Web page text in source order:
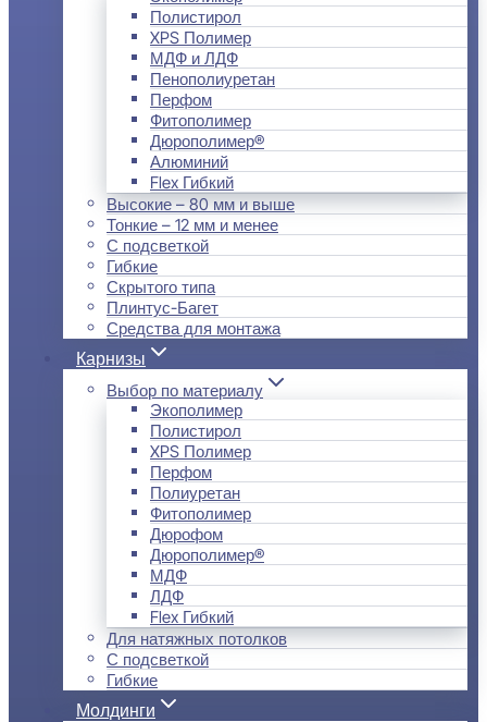
Полистирол
XPS Полимер
МДФ и ЛДФ
Пенополиуретан
Перфом
Фитополимер
Дюрополимер®
Алюминий
Flex Гибкий
Высокие – 80 мм и выше
Тонкие – 12 мм и менее
С подсветкой
Гибкие
Скрытого типа
Плинтус-Багет
Средства для монтажа
Карнизы
Выбор по материалу
Экополимер
Полистирол
XPS Полимер
Перфом
Полиуретан
Фитополимер
Дюрофом
Дюрополимер®
МДФ
ЛДФ
Flex Гибкий
Для натяжных потолков
С подсветкой
Гибкие
Молдинги